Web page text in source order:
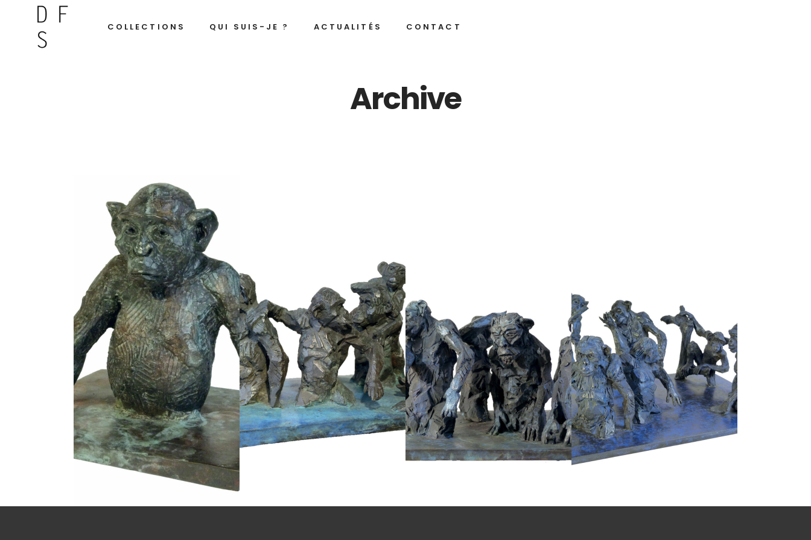
COLLECTIONS QUI SUIS-JE ? ACTUALITÉS CONTACT
Archive
Montée Des Eaux
Bronze
Chic planète
Fonderie ERIC COTIN - DIE
Chic Planète
Bronze
Chic planète
Fonderie BARTHELEMY - CREST
Chic Planète II
Bronze
Chic planète
Fonderie BARTHELEMY - CREST
Chic Planète III
Bronze
Chic planète
Fonderie BARTHELEMY - CREST